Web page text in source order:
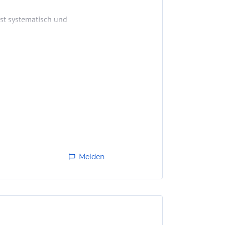
systematisch und
neben dem…
Melden